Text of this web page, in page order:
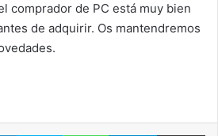
comprador de PC está muy bien
de adquirir. Os mantendremos